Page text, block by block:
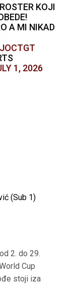
KOJI
A MI NIKAD
1, 2026
(Sub 1)
2. do 29.
Cup
stoji iza